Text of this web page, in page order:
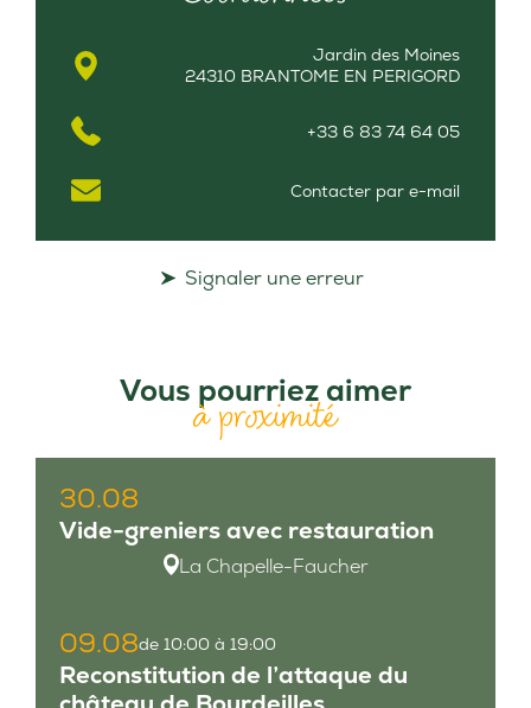
Jardin des Moines
24310 BRANTOME EN PERIGORD
+33 6 83 74 64 05
Contacter par e-mail
Signaler une erreur
Vous pourriez aimer
à proximité
30.08
Vide-greniers avec restauration
La Chapelle-Faucher
09.08de 10:00 à 19:00
Reconstitution de l’attaque du